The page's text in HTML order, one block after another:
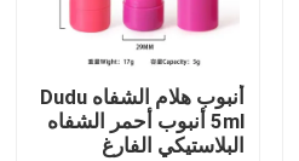
أنبوب هلام الشفاه Dudu
5ml أنبوب أحمر الشفاه
البلاستيكي الفارغ